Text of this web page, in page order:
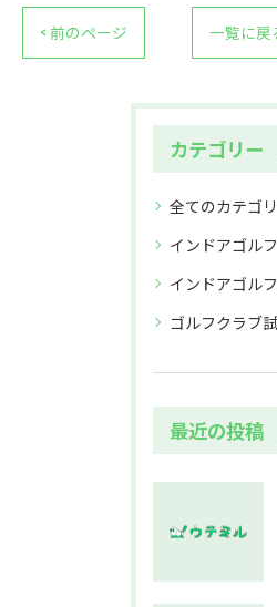
< 前のページ 一覧に戻
カテゴリー
全てのカテゴ
インドアゴルフ
インドアゴル
ゴルフクラブ
最近の投稿